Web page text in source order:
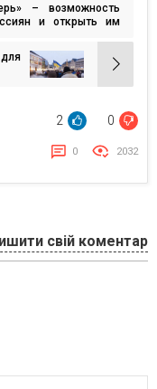
– возможность
и открыть им
2 0
0 2032
свій коментар